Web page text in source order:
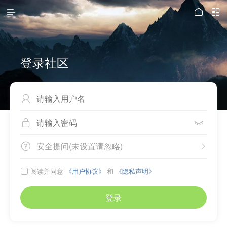
 

登录社区

 
 
安全提问(未设置请忽略)
 阅读并同意 《用户协议》 和 《隐私声明》
登录